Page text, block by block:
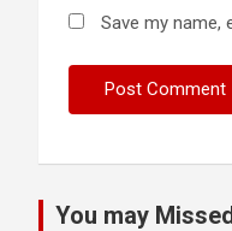
Save my name,
You may